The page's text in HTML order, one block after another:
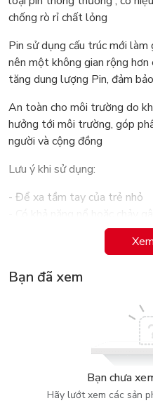
chống rò rỉ chất lỏng
Pin sử dụng cấu trúc mới
nên một không gian rộng hơn
tăng dung lượng Pin, đảm
An toàn cho môi trường do
hưởng tới môi trường, góp
người và cộng đồng
Lưu ý khi sử dụng:
- Để xa tầm tay của trẻ nhỏ
- Không làm nóng, hoặc cho
- Không sử dụng chung với
Bạn đã xem
Bạn chưa
Hãy lướt xem các sản